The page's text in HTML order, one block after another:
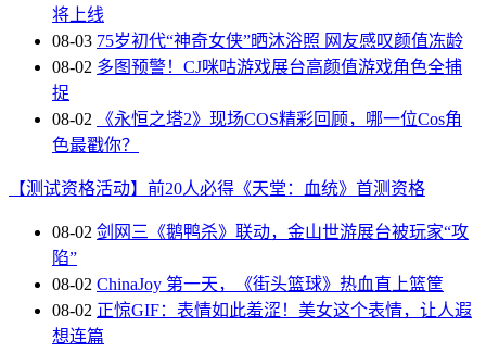
将上线
08-03 75岁初代“神奇女侠”晒沐浴照 网友感叹颜值冻龄
08-02 多图预警！CJ咪咕游戏展台高颜值游戏角色全捕
捉
08-02
《永恒之塔2》现场COS精彩回顾，哪一位Cos角
色最戳你？
【测试资格活动】前20人必得《天堂：血统》首测资格
08-02 剑网三《鹅鸭杀》联动，金山世游展台被玩家“攻
陷”
08-02 ChinaJoy 第一天，《街头篮球》热血直上篮筐
08-02 正惊GIF：表情如此羞涩！美女这个表情，让人遐
想连篇